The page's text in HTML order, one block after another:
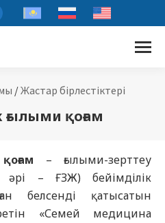
/Жастар бірлестіктері
ғылыми қоғам
– ғылыми-зерттеу
әрі – ҒЗЖ) бейімділік
белсенді қатысатын
«Семей медицина